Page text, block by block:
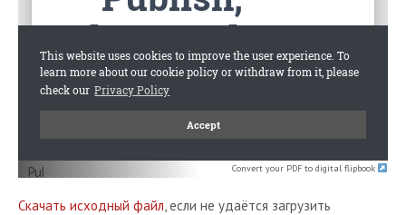
Convert your PDF to digital flipbook
Скачать исходный файл, если не удаётся загрузить